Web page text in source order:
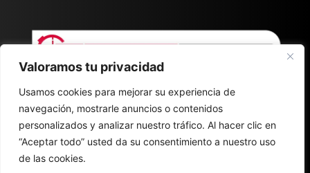
Valoramos tu privacidad
Usamos cookies para mejorar su experiencia de
navegación, mostrarle anuncios o contenidos
personalizados y analizar nuestro tráfico. Al hacer clic en
“Aceptar todo” usted da su consentimiento a nuestro uso
de las cookies.